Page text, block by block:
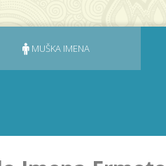
MUŠKA IMENA